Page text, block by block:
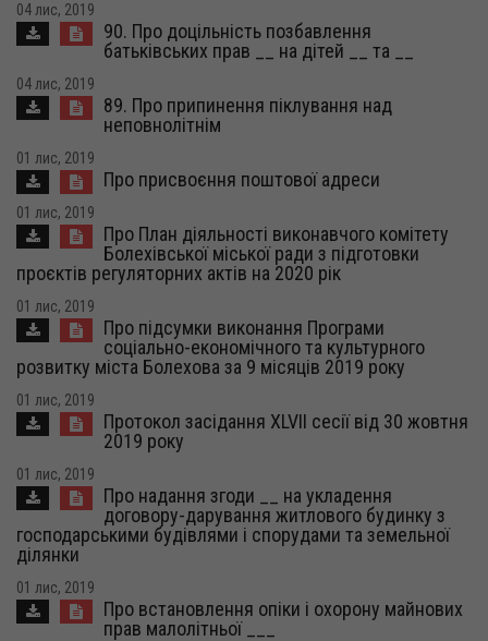
04 лис, 2019
90. Про доцільність позбавлення
батьківських прав __ на дітей __ та __
04 лис, 2019
89. Про припинення піклування над
неповнолітнім
01 лис, 2019
Про присвоєння поштової адреси
01 лис, 2019
Про План діяльності виконавчого комітету
Болехівської міської ради з підготовки
проєктів регуляторних актів на 2020 рік
01 лис, 2019
Про підсумки виконання Програми
соціально-економічного та культурного
розвитку міста Болехова за 9 місяців 2019 року
01 лис, 2019
Протокол засідання XLVII сесії від 30 жовтня
2019 року
01 лис, 2019
Про надання згоди __ на укладення
договору-дарування житлового будинку з
господарськими будівлями і спорудами та земельної
ділянки
01 лис, 2019
Про встановлення опіки і охорону майнових
прав малолітньої ___